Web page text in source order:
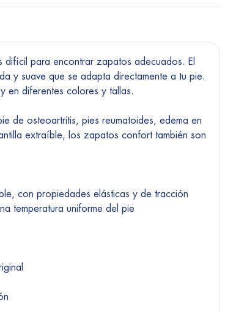
difícil para encontrar zapatos adecuados. El
y suave que se adapta directamente a tu pie.
en diferentes colores y tallas.
de osteoartritis, pies reumatoides, edema en
extraíble, los zapatos confort también son
con propiedades elásticas y de tracción
temperatura uniforme del pie